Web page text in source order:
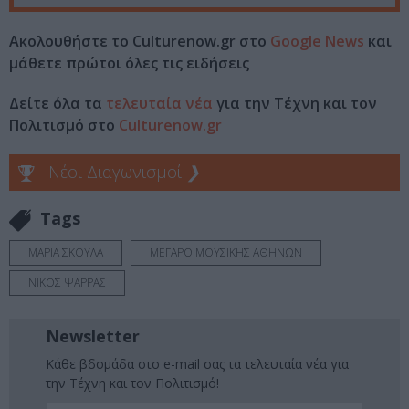
Ακολουθήστε το Culturenow.gr στο Google News και
μάθετε πρώτοι όλες τις ειδήσεις
Δείτε όλα τα τελευταία νέα για την Τέχνη και τον
Πολιτισμό στο Culturenow.gr
Νέοι Διαγωνισμοί ❯
Tags
ΜΑΡΙΑ ΣΚΟΥΛΑ
ΜΕΓΑΡΟ ΜΟΥΣΙΚΗΣ ΑΘΗΝΩΝ
ΝΙΚΟΣ ΨΑΡΡΑΣ
Newsletter
Κάθε βδομάδα στο e-mail σας τα τελευταία νέα για
την Τέχνη και τον Πολιτισμό!